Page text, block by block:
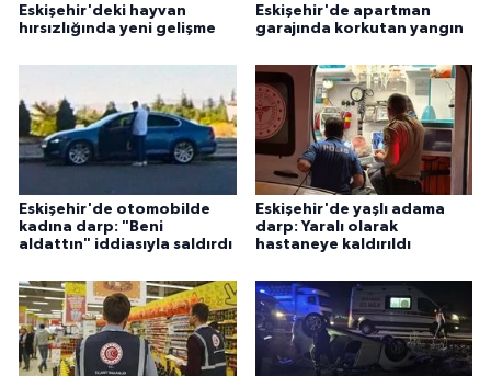
Eskişehir'deki hayvan
hırsızlığında yeni gelişme
Eskişehir'de apartman
garajında korkutan yangın
Eskişehir'de otomobilde
kadına darp: "Beni
aldattın" iddiasıyla saldırdı
Eskişehir'de yaşlı adama
darp: Yaralı olarak
hastaneye kaldırıldı